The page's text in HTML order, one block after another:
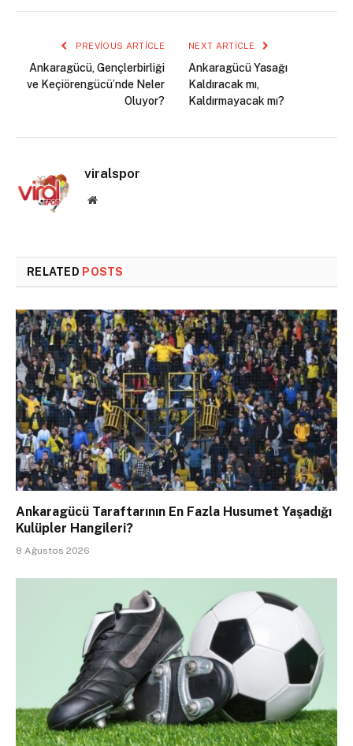
PREVIOUS ARTICLE
Ankaragücü, Gençlerbirliği
ve Keçiörengücü’nde Neler
Oluyor?
NEXT ARTICLE
Ankaragücü Yasağı
Kaldıracak mı,
Kaldırmayacak mı?
viralspor
Website
RELATED POSTS
Ankaragücü Taraftarının En Fazla Husumet Yaşadığı
Kulüpler Hangileri?
8 Ağustos 2026